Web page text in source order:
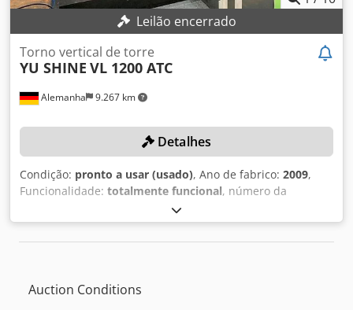
Leilão encerrado
Alemanha 9.267 km
Torno vertical de torre
YU SHINE VL 1200 ATC
Detalhes
Condição: pronto a usar (usado), Ano de fabrico: 2009,
Funcionalidade: totalmente funcional, número da
, altura de torneamento:
mm, peso da peça de trabalho (máx.):5.000 kg, diâmetro
de torneamento:1.600 mm, diâmetro da placa frontal:
1.250 mm Torque máximo no prato: 12.500 Nm Altura de
Auction Conditions